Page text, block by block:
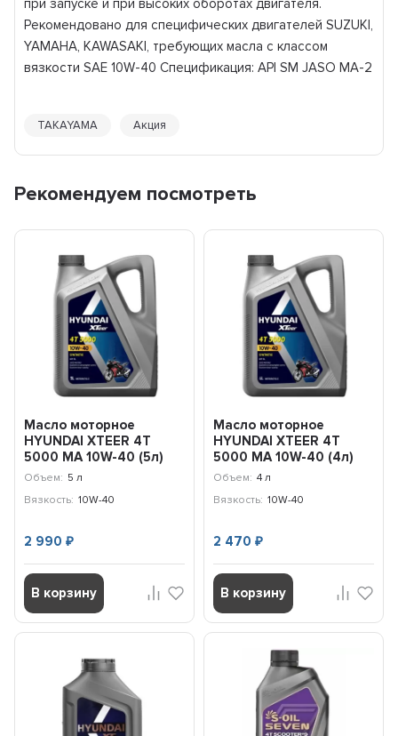
Рекомендовано для специфических двигателей SUZUKI,
YAMAHA, KAWASAKI, требующих масла с классом
вязкости SAE 10W-40 Спецификация: API SM JASO MA-2
TAKAYAMA Акция
Рекомендуем посмотреть
Масло моторное
HYUNDAI XTEER 4T
5000 MA 10W-40 (5л)
1051188
Объем: 5 л
Вязкость: 10W-40
2 990₽
В корзину
Масло моторное
HYUNDAI XTEER 4T
5000 MA 10W-40 (4л)
1041016
Объем: 4 л
Вязкость: 10W-40
2 470 ₽
В корзину